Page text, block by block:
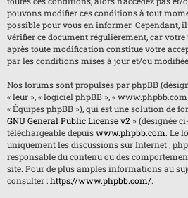
pouvons modifier ces conditions à tout
possible pour vous en informer. Cependant,
vérifier ce document régulièrement, car
après toute modification constitue votre
par les conditions mises à jour et/ou
Nos forums sont propulsés par phpBB
« leur », « logiciel phpBB », «
« Équipes phpBB »), qui est une solution de
GNU General Public License v2 » (désignée
téléchargeable depuiswww.phpbb.com. Le
uniquement les discussions sur Internet ;
responsable du contenu ou des
site. Pour de plus amples informations au
consulter :https://www.phpbb.com/.